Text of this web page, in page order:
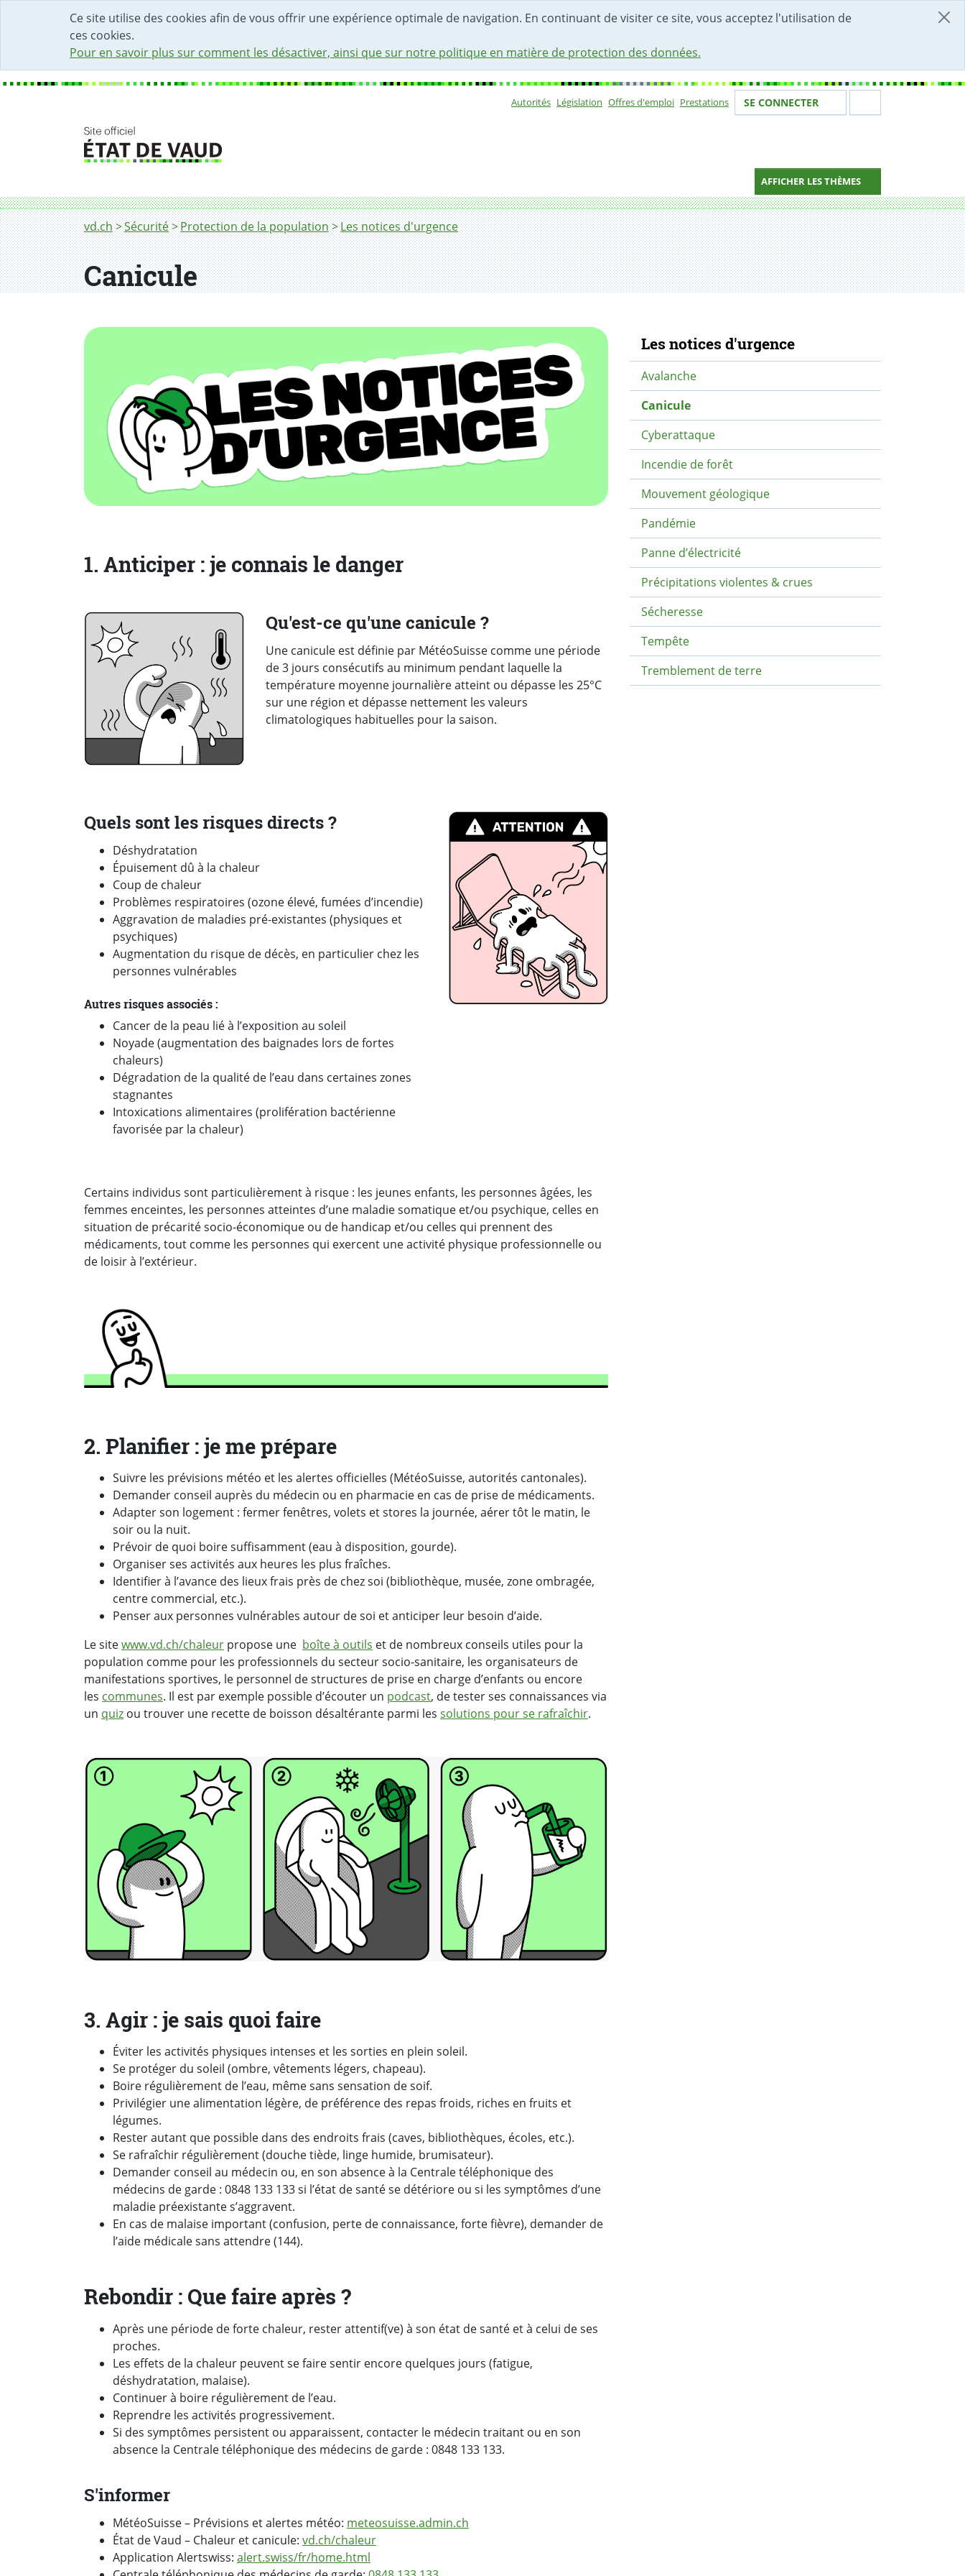
Ce site utilise des cookies afin de vous offrir une expérience optimale de navigation. En continuant de visiter ce site, vous acceptez l'utilisation de
ces cookies.
Pour en savoir plus sur comment les désactiver, ainsi que sur notre politique en matière de protection des données.
DÉBUT DU CONTENU DE LA PAGE
ACCÈS AU CHAMP DE RECHERCHE
PAGE D'ACCUEIL
FORMULAIRE DE CONTACT
Autorités Législation Offres d'emploi Prestations Votre identité
SE CONNECTER
AFFICHER LES THÈMES
Fil d'Ariane
vd.ch Sécurité Protection de la population Les notices d'urgence
Canicule
Canicule
1. Anticiper : je connais le danger
Qu'est-ce qu'une canicule ?
Une canicule est définie par MétéoSuisse comme une période
de 3 jours consécutifs au minimum pendant laquelle la
température moyenne journalière atteint ou dépasse les 25°C
sur une région et dépasse nettement les valeurs
climatologiques habituelles pour la saison.
Quels sont les risques directs ?
Déshydratation
Épuisement dû à la chaleur
Coup de chaleur
Problèmes respiratoires (ozone élevé, fumées d’incendie)
Aggravation de maladies pré-existantes (physiques et
psychiques)
Augmentation du risque de décès, en particulier chez les
personnes vulnérables
Autres risques associés :
Cancer de la peau lié à l’exposition au soleil
Noyade (augmentation des baignades lors de fortes
chaleurs)
Dégradation de la qualité de l’eau dans certaines zones
stagnantes
Intoxications alimentaires (prolifération bactérienne
favorisée par la chaleur)
Certains individus sont particulièrement à risque : les jeunes enfants, les personnes âgées, les
femmes enceintes, les personnes atteintes d’une maladie somatique et/ou psychique, celles en
situation de précarité socio-économique ou de handicap et/ou celles qui prennent des
médicaments, tout comme les personnes qui exercent une activité physique professionnelle ou
de loisir à l’extérieur.
2. Planifier : je me prépare
Suivre les prévisions météo et les alertes officielles (MétéoSuisse, autorités cantonales).
Demander conseil auprès du médecin ou en pharmacie en cas de prise de médicaments.
Adapter son logement : fermer fenêtres, volets et stores la journée, aérer tôt le matin, le
soir ou la nuit.
Prévoir de quoi boire suffisamment (eau à disposition, gourde).
Organiser ses activités aux heures les plus fraîches.
Identifier à l’avance des lieux frais près de chez soi (bibliothèque, musée, zone ombragée,
centre commercial, etc.).
Penser aux personnes vulnérables autour de soi et anticiper leur besoin d’aide.
Le sitewww.vd.ch/chaleur propose une boîte à outils et de nombreux conseils utiles pour la
population comme pour les professionnels du secteur socio-sanitaire, les organisateurs de
manifestations sportives, le personnel de structures de prise en charge d’enfants ou encore
les communes. Il est par exemple possible d’écouter un podcast, de tester ses connaissances via
un quiz ou trouver une recette de boisson désaltérante parmi les solutions pour se rafraîchir.
3. Agir : je sais quoi faire
Éviter les activités physiques intenses et les sorties en plein soleil.
Se protéger du soleil (ombre, vêtements légers, chapeau).
Boire régulièrement de l’eau, même sans sensation de soif.
Privilégier une alimentation légère, de préférence des repas froids, riches en fruits et
légumes.
Rester autant que possible dans des endroits frais (caves, bibliothèques, écoles, etc.).
Se rafraîchir régulièrement (douche tiède, linge humide, brumisateur).
Demander conseil au médecin ou, en son absence à la Centrale téléphonique des
médecins de garde : 0848 133 133 si l’état de santé se détériore ou si les symptômes d’une
maladie préexistante s’aggravent.
En cas de malaise important (confusion, perte de connaissance, forte fièvre), demander de
l’aide médicale sans attendre (144).
Rebondir : Que faire après ?
Après une période de forte chaleur, rester attentif(ve) à son état de santé et à celui de ses
proches.
Les effets de la chaleur peuvent se faire sentir encore quelques jours (fatigue,
déshydratation, malaise).
Continuer à boire régulièrement de l’eau.
Reprendre les activités progressivement.
Si des symptômes persistent ou apparaissent, contacter le médecin traitant ou en son
absence la Centrale téléphonique des médecins de garde : 0848 133 133.
S'informer
MétéoSuisse – Prévisions et alertes météo: meteosuisse.admin.ch
État de Vaud – Chaleur et canicule: vd.ch/chaleur
Application Alertswiss: alert.swiss/fr/home.html
Navigation secondaire
Les notices d'urgence
Avalanche
Canicule
Cyberattaque
Incendie de forêt
Mouvement géologique
Pandémie
Panne d’électricité
Précipitations violentes & crues
Sécheresse
Tempête
Tremblement de terre